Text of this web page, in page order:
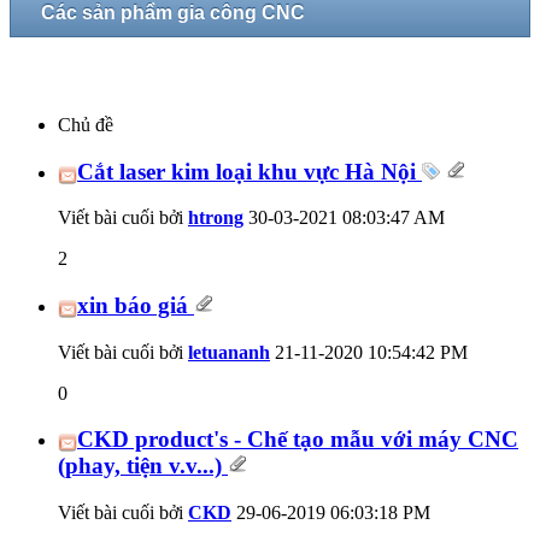
Các sản phẩm gia công CNC
Chủ đề
Cắt laser kim loại khu vực Hà Nội
Viết bài cuối bởi htrong 30-03-2021 08:03:47 AM
2
xin báo giá
Viết bài cuối bởi letuananh 21-11-2020 10:54:42 PM
0
CKD product's - Chế tạo mẫu với máy CNC
(phay, tiện v.v...)
Viết bài cuối bởi CKD 29-06-2019 06:03:18 PM